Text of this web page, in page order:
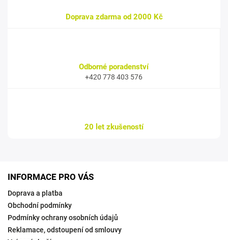
Doprava zdarma od 2000 Kč
Odborné poradenství
+420 778 403 576
20 let zkušeností
INFORMACE PRO VÁS
Doprava a platba
Obchodní podmínky
Podmínky ochrany osobních údajů
Reklamace, odstoupení od smlouvy